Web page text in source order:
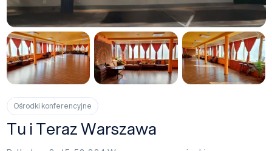
Ośrodki konferencyjne
Tu i Teraz Warszawa